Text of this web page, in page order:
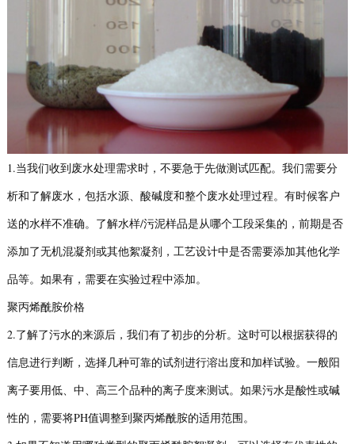
1.当我们收到废水处理需求时，不要急于先做测试匹配。我们需要分
析和了解废水，包括水源、酸碱度和整个废水处理过程。有时候客户
送的水样不准确。了解水样/污泥样品是从哪个工段采集的，前期是否
添加了无机混凝剂或其他絮凝剂，工艺设计中是否需要添加其他化学
品等。如果有，需要在实验过程中添加。
聚丙烯酰胺价格
2.了解了污水的来源后，我们有了初步的分析。这时可以根据获得的
信息进行判断，选择几种可靠的试剂进行溶出度和加样试验。一般阳
离子要用低、中、高三个品种的离子度来测试。如果污水是酸性或碱
性的，需要将PH值调整到聚丙烯酰胺的适用范围。